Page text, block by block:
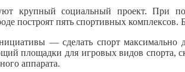
крупный социальный проект. При
построят пять спортивных
— сделать спорт
площадки для игровых видов спорта,
аппарата.